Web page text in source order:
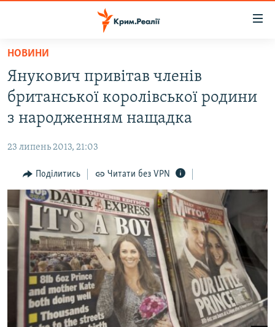
Перейти
основного
матеріалу
Перейти
до
основної
Перейти
до
пошуку
ВОДА.КРИМ
ВІДЕО ТА ФОТО
БЛОГИ
ПОГЛЯД
ІНТЕРВ'Ю
ВСЕ ЗА ДЕНЬ
СПЕЦПРОЕКТИ
ДЕПОРТАЦІЯ
ВІДЕОУРОКИ «ELIFBE»
СВІДЧЕННЯ ОКУПАЦІЇ
ЯК ОБІЙТИ БЛОКУВАННЯ
Русский
Qırımtatar
НОВИНИ
Янукович привітав членів
британської королівської родини
з народженням нащадка
23 липень 2013, 21:03
Поділитись Читати без VPN